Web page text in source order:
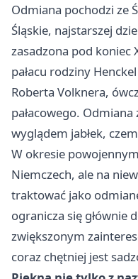
Odmiana pochodzi ze
Śląskie, najstarszej
zasadzona pod koniec
pałacu rodziny
Roberta Volknera,
pałacowego.
wyglądem jabłek,
W okresie
Niemczech, ale na
traktować jako
ogranicza się głównie
zwiększonym
coraz chętniej jest